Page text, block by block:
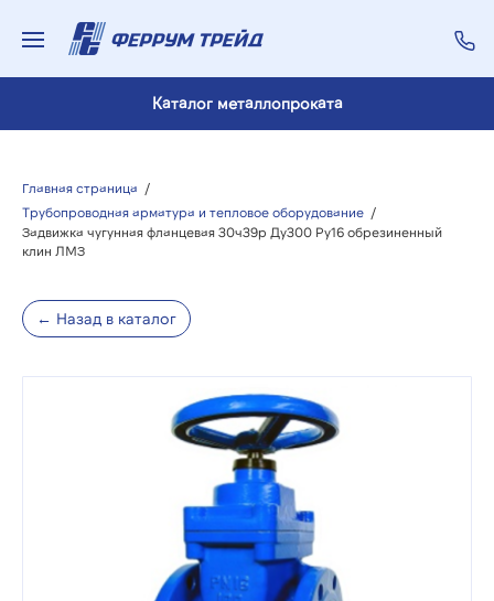
Каталог металлопроката
Главная страница /
Трубопроводная арматура и тепловое оборудование /
Задвижка чугунная фланцевая 30ч39р Ду300 Ру16 обрезиненный
клин ЛМЗ
← Назад в каталог